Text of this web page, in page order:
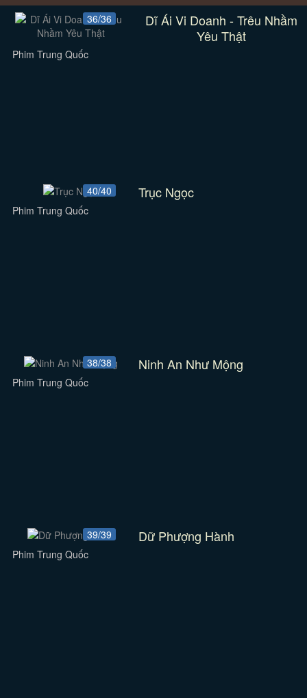
36/36
Dĩ Ái Vi Doanh - Trêu Nhầm
Yêu Thật
Phim Trung Quốc
40/40 Trục Ngọc
Phim Trung Quốc
38/38 Ninh An Như Mộng
Phim Trung Quốc
39/39 Dữ Phượng Hành
Phim Trung Quốc